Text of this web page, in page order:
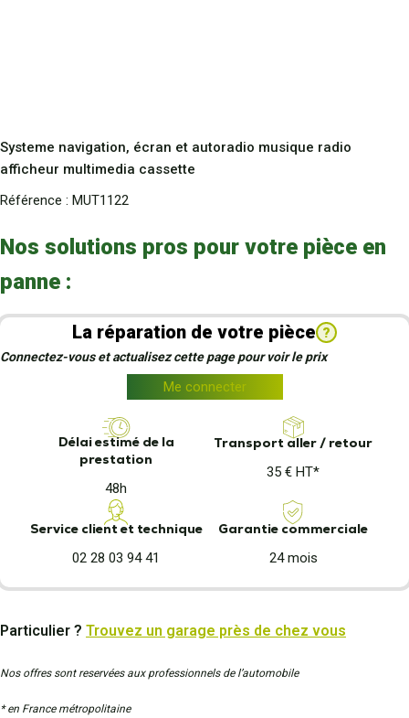
Systeme navigation, écran et autoradio musique radio
afficheur multimedia cassette
Référence : MUT1122
Nos solutions pros pour votre pièce en
panne :
La réparation de votre pièce ?
Connectez-vous et actualisez cette page pour voir le prix
Me connecter
Délai estimé de la
prestation
48h
Transport aller / retour
35 € HT*
Service client et technique
02 28 03 94 41
Garantie commerciale
24 mois
Particulier ? Trouvez un garage près de chez vous
Nos offres sont reservées aux professionnels de l’automobile
* en France métropolitaine